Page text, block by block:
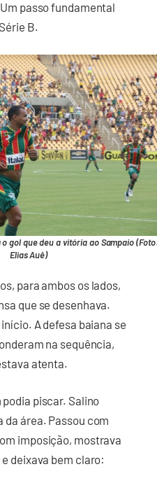
passo fundamental
B.
gol que deu a vitória ao Sampaio
Elias Auê)
para ambos os lados,
que se desenhava.
A defesa baiana se
na sequência,
atenta.
piscar. Salino
da área. Passou com
imposição, mostrava
deixava bem claro: